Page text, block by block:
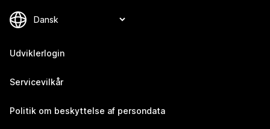
Udviklerlogin
Servicevilkår
Politik om beskyttelse af persondata